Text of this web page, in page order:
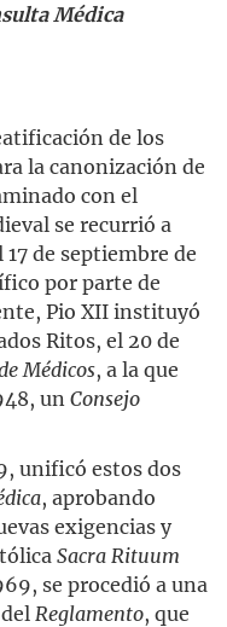
Médica
de los
la canonización de
con el
se recurrió a
de septiembre de
por parte de
Pio XII instituyó
Ritos, el 20 de
Médicos, a la que
un Consejo
unificó estos dos
, aprobando
exigencias y
Sacra Rituum
se procedió a una
Reglamento, que